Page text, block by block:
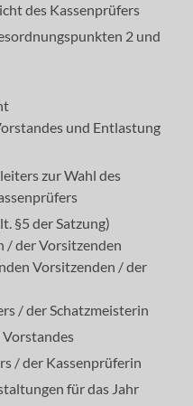
des Kassenprüfers
2 und
und Entlastung
zur Wahl des
§5 der Satzung)
/ der Vorsitzenden
Vorsitzenden / der
/ der Schatzmeisterin
/ der Kassenprüferin
für das Jahr